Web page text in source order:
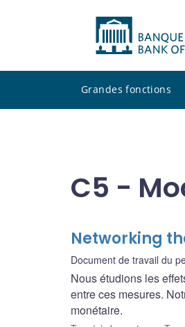
Grandes fonctions
C5 -
Networking
Document de travail du
Nous étudions les
entre ces mesures.
monétaire.